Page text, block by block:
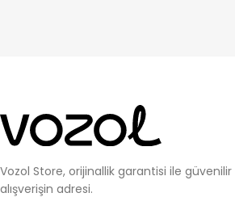
Vozol Store, orijinallik garantisi ile güvenilir
alışverişin adresi.